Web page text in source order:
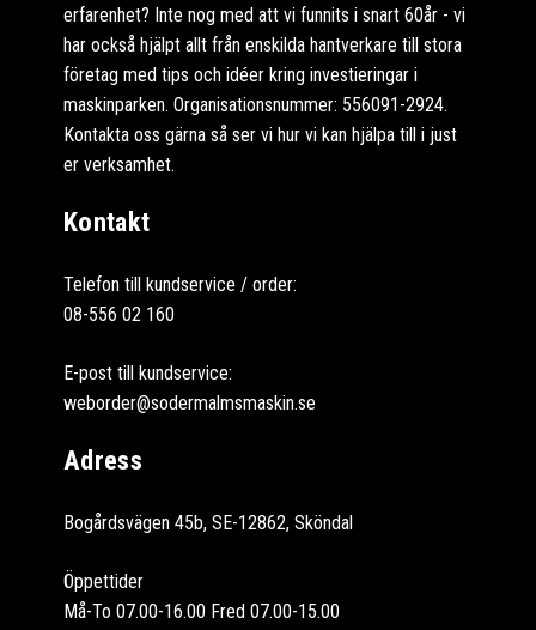
erfarenhet? Inte nog med att vi funnits i snart 60år - vi
har också hjälpt allt från enskilda hantverkare till stora
företag med tips och idéer kring investieringar i
maskinparken. Organisationsnummer: 556091-2924.
Kontakta oss gärna så ser vi hur vi kan hjälpa till i just
er verksamhet.
Kontakt
Telefon till kundservice / order:
08-556 02 160
E-post till kundservice:
weborder@sodermalmsmaskin.se
Adress
Bogårdsvägen 45b, SE-12862, Sköndal
Öppettider
Må-To 07.00-16.00 Fred 07.00-15.00